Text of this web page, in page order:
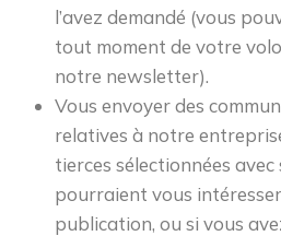
l’avez demandé (vous
tout moment de votre
notre newsletter).
Vous envoyer des
relatives à notre
tierces sélectionnées
pourraient vous
publication, ou si vous